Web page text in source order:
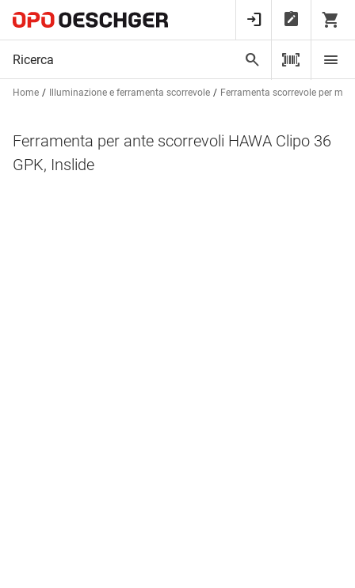
Home Illuminazione e ferramenta scorrevole Ferramenta scorrevole per
Ferramenta per ante scorrevoli HAWA Clipo 36
GPK, Inslide